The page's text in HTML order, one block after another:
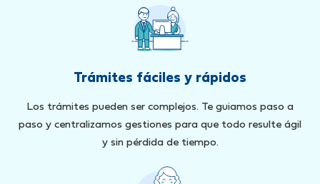
Trámites fáciles y rápidos
Los trámites pueden ser complejos. Te guiamos paso a
paso y centralizamos gestiones para que todo resulte ágil
y sin pérdida de tiempo.